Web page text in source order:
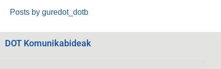
Posts by guredot_dotb
DOT Komunikabideak